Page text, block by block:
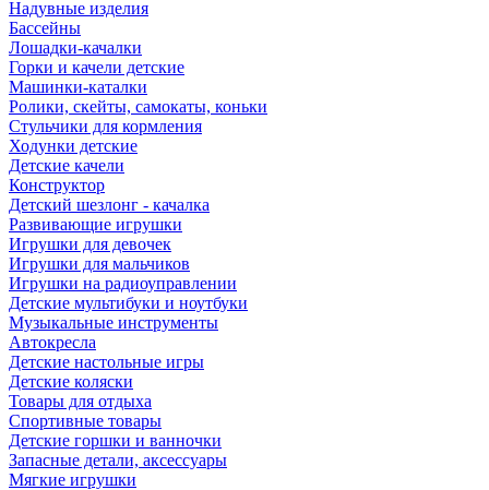
Надувные изделия
Бассейны
Лошадки-качалки
Горки и качели детские
Машинки-каталки
Ролики, скейты, самокаты, коньки
Стульчики для кормления
Ходунки детские
Детские качели
Конструктор
Детский шезлонг - качалка
Развивающие игрушки
Игрушки для девочек
Игрушки для мальчиков
Игрушки на радиоуправлении
Детские мультибуки и ноутбуки
Музыкальные инструменты
Автокресла
Детские настольные игры
Детские коляски
Товары для отдыха
Спортивные товары
Детские горшки и ванночки
Запасные детали, аксессуары
Мягкие игрушки